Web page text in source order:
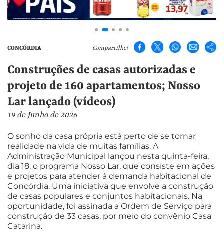
CONCÓRDIA Compartilhe!
Construções de casas autorizadas e
projeto de 160 apartamentos; Nosso
Lar lançado (vídeos)
19 de Junho de 2026
O sonho da casa própria está perto de se tornar
realidade na vida de muitas famílias. A
Administração Municipal lançou nesta quinta-feira,
dia 18, o programa Nosso Lar, que consiste em ações
e projetos para atender à demanda habitacional de
Concórdia. Uma iniciativa que envolve a construção
de casas populares e conjuntos habitacionais. Na
oportunidade, foi assinada a Ordem de Serviço para
construção de 33 casas, por meio do convênio Casa
Catarina.